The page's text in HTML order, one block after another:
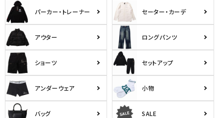
パーカー・トレーナー セーター・カーデ
アウター ロングパンツ
ショーツ セットアップ
アンダーウェア 小物
バッグ SALE